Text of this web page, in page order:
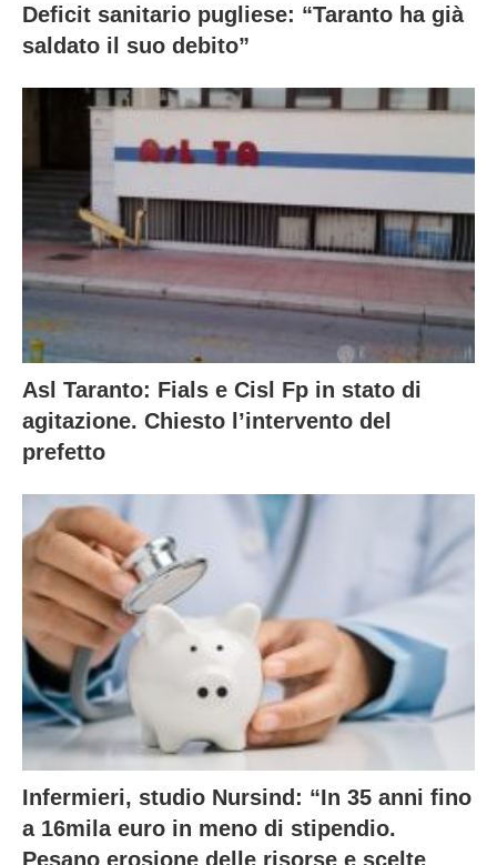
Deficit sanitario pugliese: “Taranto ha già
saldato il suo debito”
Asl Taranto: Fials e Cisl Fp in stato di
agitazione. Chiesto l’intervento del
prefetto
Infermieri, studio Nursind: “In 35 anni fino
a 16mila euro in meno di stipendio.
Pesano erosione delle risorse e scelte